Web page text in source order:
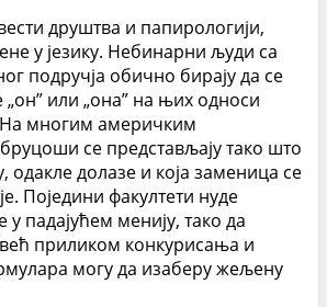
друштва и папирологији,
у језику. Небинарни људи са
подручја обично бирају да се
или „она” на њих односи
многим америчким
се представљају тако што
одакле долазе и која заменица се
Поједини факултети нуде
у падајућем менију, тако да
приликом конкурисања и
могу да изаберу жељену